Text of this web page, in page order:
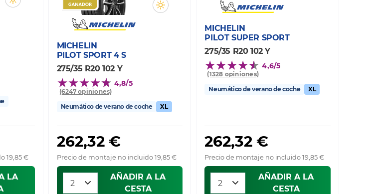
19,85 €
LA
MICHELIN
PILOT SPORT 4 S
275/35 R20 102 Y
4,8/5
(6247 opiniones)
Neumático de verano de coche
XL
262,32 €
Precio de montaje no incluido 19,85 €
AÑADIR A LA
CESTA
MICHELIN
PILOT SUPER SPORT
275/35 R20 102 Y
4,6/5
(1328 opiniones)
Neumático de verano de coche
XL
262,32 €
Precio de montaje no incluido 19,85 €
AÑADIR A LA
CESTA